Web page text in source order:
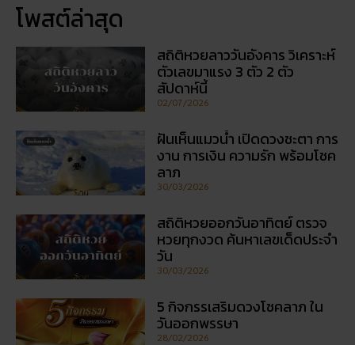
โพสต์ล่าสุด
สถิติหวยลาววันอังคาร วิเคราะห์
ตัวเลขมาแรง 3 ตัว 2 ตัว
สัปดาห์นี้
02/07/2026
ฝันเห็นแมวน้ำ เปิดดวงชะตา การ
งาน การเงิน ความรัก พร้อมโชค
ลาภ
30/03/2026
สถิติหวยออกวันอาทิตย์ ตรวจ
หวยทุกงวด ค้นหาเลขเด็ดประจำ
วัน
30/03/2026
5 กิจกรรเสริมดวงโชคลาภ ใน
วันออกพรรษา
28/02/2026